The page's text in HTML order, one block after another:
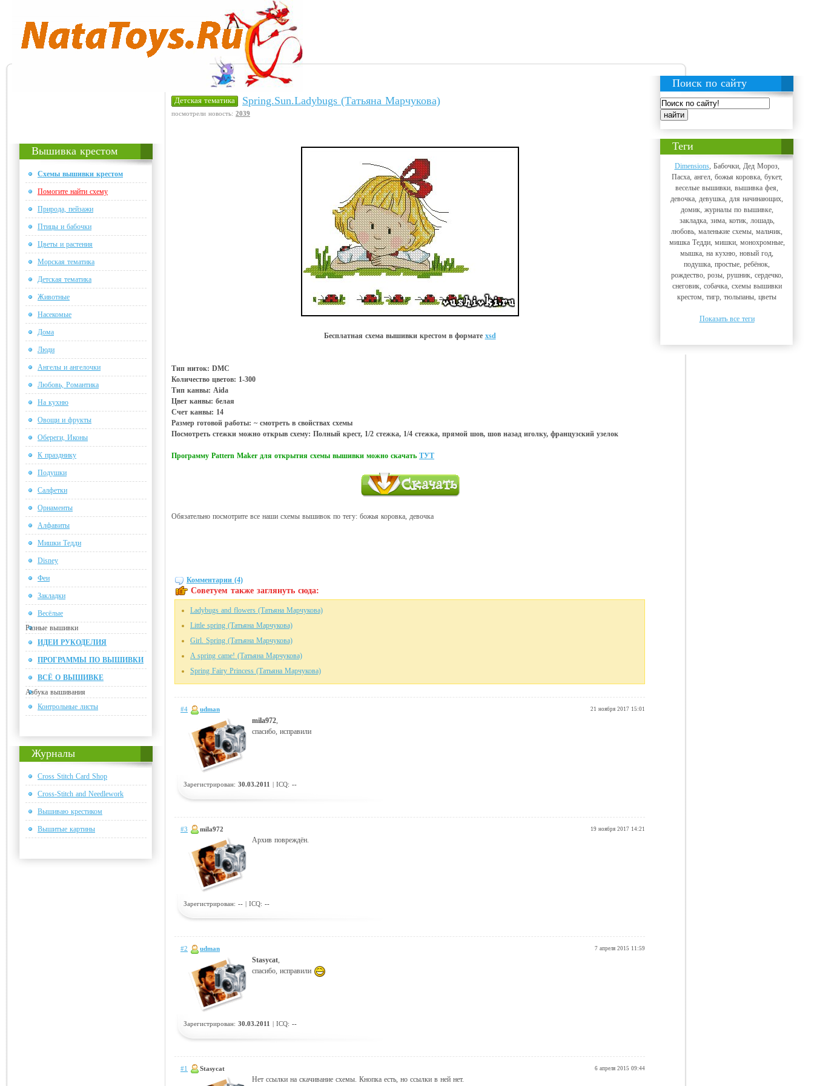
Вышивка крестом
Схемы вышивки крестом
Помогите найти схему
Природа, пейзажи
Птицы и бабочки
Цветы и растения
Морская тематика
Детская тематика
Животные
Насекомые
Дома
Люди
Ангелы и ангелочки
Любовь, Романтика
На кухню
Овощи и фрукты
Обереги, Иконы
К празднику
Подушки
Салфетки
Орнаменты
Алфавиты
Мишки Тедди
Disney
Феи
Закладки
Весёлые
Разные вышивки
ИДЕИ РУКОДЕЛИЯ
ПРОГРАММЫ ПО ВЫШИВКИ
ВСЁ О ВЫШИВКЕ
Азбука вышивания
Контрольные листы
Журналы
Cross Stitch Card Shop
Cross-Stitch and Needlework
Вышиваю крестиком
Вышитые картины
Детская тематика Spring.Sun.Ladybugs (Татьяна Марчукова)
посмотрели новость: 2039
Бесплатная схема вышивки крестом в форматe xsd
Тип ниток: DMC
Количество цветов: 1-300
Тип канвы: Aida
Цвет канвы: белая
Счет канвы: 14
Размер готовой работы: ~ смотреть в свойствах схемы
Посмотреть стежки можно открыв схему: Полный крест, 1/2 стежка, 1/4 стежка, прямой шов, шов назад иголку, французский узелок
Программу Pattern Maker для открытия схемы вышивки можно скачать ТУТ
Обязательно посмотрите все наши схемы вышивок по тегу: божья коровка, девочка
Комментарии (4)
Советуем также заглянуть сюда:
Ladybugs and flowers (Татьяна Марчукова)
Little spring (Татьяна Марчукова)
Girl. Spring (Татьяна Марчукова)
A spring came! (Татьяна Марчукова)
Spring Fairy Princess (Татьяна Марчукова)
#4 udman 21 ноября 2017 15:01
mila972
спасибо, исправили
Зарегистрирован: 30.03.2011 | ICQ: --
#3 mila972 19 ноября 2017 14:21
Архив повреждён.
Зарегистрирован: -- | ICQ: --
#2 udman 7 апреля 2015 11:59
Stasycat
спасибо, исправили
Зарегистрирован: 30.03.2011 | ICQ: --
#1 Stasycat 6 апреля 2015 09:44
Нет ссылки на скачивание схемы. Кнопка есть, но ссылки в ней нет.
Поиск по сайту
Теги
Dimensions, Бабочки, Дед Мороз,
Пасха, ангел, божья коровка, букет,
веселые вышивки, вышивка фея,
девочка, девушка, для начинающих,
домик, журналы по вышивке,
закладка, зима, котик, лошадь,
любовь, маленькие схемы, мальчик,
мишка Тедди, мишки, монохромные,
мышка, на кухню, новый год,
подушка, простые, ребёнок,
рождество, розы, рушник, сердечко,
снеговик, собачка, схемы вышивки
крестом, тигр, тюльпаны, цветы
Показать все теги